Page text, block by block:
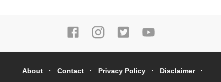
About Contact Privacy Policy
Disclaimer